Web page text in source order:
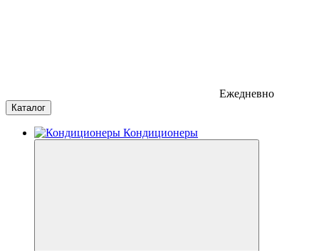
Ежедневно
Каталог
Кондиционеры